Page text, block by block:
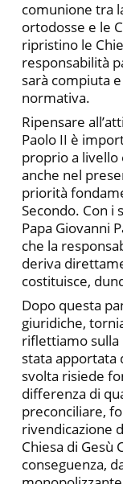
comunione tra
ortodosse e le
ripristino le
responsabilità
sarà compiuta
normativa.
Ripensare
Paolo II è
proprio a livello
anche nel
priorità
Secondo. Con i
Papa Giovanni
che la
deriva
costituisce,
Dopo questa
giuridiche,
riflettiamo sulla
stata apportata
svolta risiede
differenza di
preconciliare,
rivendicazione
Chiesa di Gesù
conseguenza,